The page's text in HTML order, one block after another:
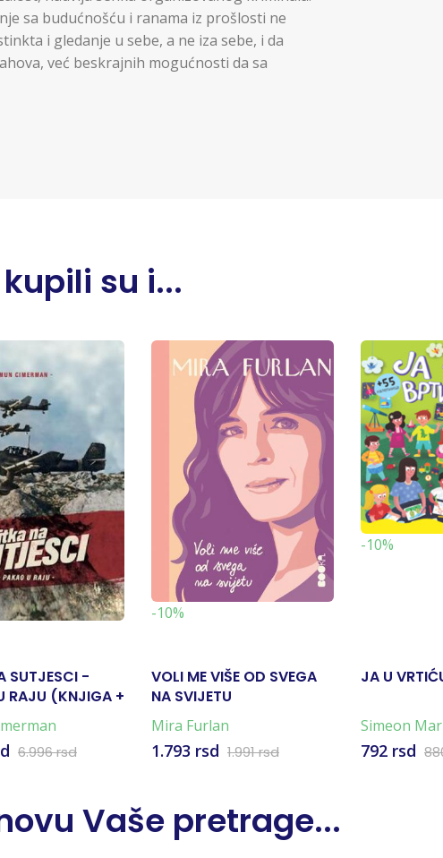
sa budućnošću i ranama iz prošlosti ne
i gledanje u sebe, a ne iza sebe, i da
već beskrajnih mogućnosti da sa
su i...
SUTJESCI -
RAJU (KNJIGA +
6.996 rsd
-10%
VOLI ME VIŠE OD SVEGA
NA SVIJETU
Mira Furlan
1.793 rsd 1.991 rsd
-10%
JA U
Simeon
Marković
792 rsd
Vaše pretrage...